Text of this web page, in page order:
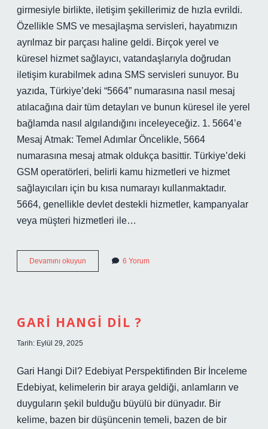
girmesiyle birlikte, iletişim şekillerimiz de hızla evrildi.
Özellikle SMS ve mesajlaşma servisleri, hayatımızın
ayrılmaz bir parçası haline geldi. Birçok yerel ve
küresel hizmet sağlayıcı, vatandaşlarıyla doğrudan
iletişim kurabilmek adına SMS servisleri sunuyor. Bu
yazıda, Türkiye’deki “5664” numarasına nasıl mesaj
atılacağına dair tüm detayları ve bunun küresel ile yerel
bağlamda nasıl algılandığını inceleyeceğiz. 1. 5664’e
Mesaj Atmak: Temel Adımlar Öncelikle, 5664
numarasına mesaj atmak oldukça basittir. Türkiye’deki
GSM operatörleri, belirli kamu hizmetleri ve hizmet
sağlayıcıları için bu kısa numarayı kullanmaktadır.
5664, genellikle devlet destekli hizmetler, kampanyalar
veya müşteri hizmetleri ile…
Devamını okuyun
e
6 Yorum
GARI HANGI DIL ?
Tarih: Eylül 29, 2025
Gari Hangi Dil? Edebiyat Perspektifinden Bir İnceleme
Edebiyat, kelimelerin bir araya geldiği, anlamların ve
duyguların şekil bulduğu büyülü bir dünyadır. Bir
kelime, bazen bir düşüncenin temeli, bazen de bir